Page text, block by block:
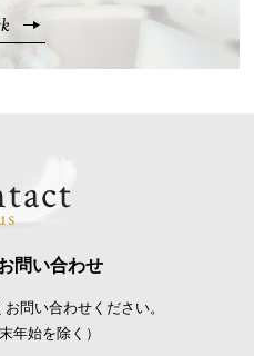
問い合わせ
問い合わせください。
年始を除く）